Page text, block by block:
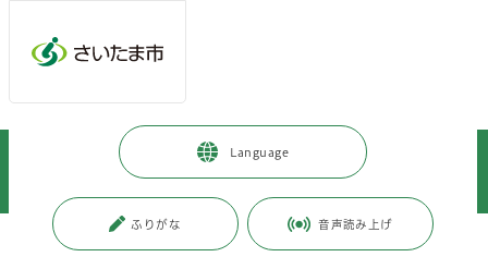
Language
ふりがな 音声読み上げ
事業者向けの情報 > まちづくり・交通・建設
条例・要綱・基準等
更新日付：2026年4月1日 / ページ番号：C074225